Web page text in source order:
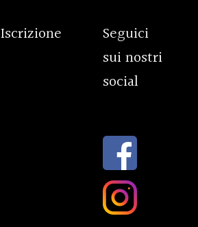
Iscrizione
Seguici
sui nostri
social